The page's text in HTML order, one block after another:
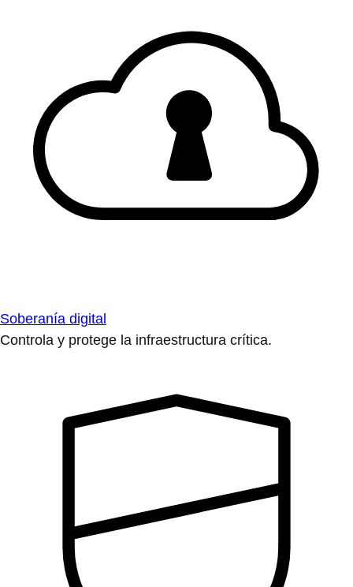
Soberanía digital
Controla y protege la infraestructura crítica.